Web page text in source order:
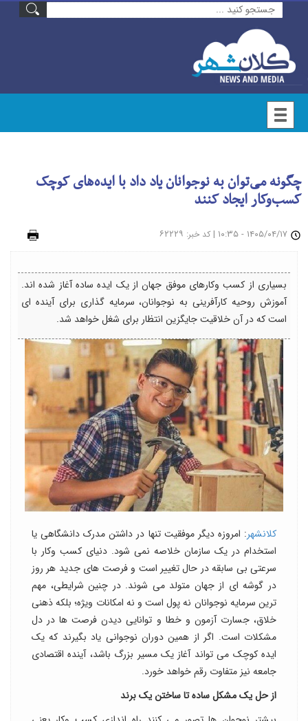
چگونه می‌توان به نوجوانان یاد داد با ایده‌های کوچک
کسب‌وکار ایجاد کنند
| کد خبر: ۶۲۲۲۹
بسیاری از کسب وکارهای موفق جهان از یک ایده ساده آغاز شده اند.
آموزش روحیه کارآفرینی به نوجوانان، سرمایه گذاری برای آینده ای
است که در آن خلاقیت جایگزین انتظار برای شغل خواهد شد.
کلانشهر: امروزه دیگر موفقیت تنها در داشتن مدرک دانشگاهی یا
استخدام در یک سازمان خلاصه نمی شود. دنیای کسب وکار با
سرعتی بی سابقه در حال تغییر است و فرصت های جدید هر روز
در گوشه ای از جهان متولد می شوند. در چنین شرایطی، مهم
ترین سرمایه نوجوانان نه پول است و نه امکانات ویژه؛ بلکه ذهنی
خلاق، جسارت آزمون و خطا و توانایی دیدن فرصت ها در دل
مشکلات است. اگر از همین دوران نوجوانی یاد بگیرند که یک
ایده کوچک می تواند آغاز یک مسیر بزرگ باشد، آینده اقتصادی
جامعه نیز متفاوت رقم خواهد خورد.
از حل یک مشکل ساده تا ساختن یک برند